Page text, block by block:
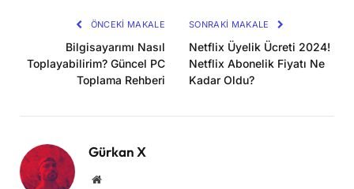
ÖNCEKI MAKALE
Bilgisayarımı Nasıl
Toplayabilirim? Güncel PC
Toplama Rehberi
SONRAKI MAKALE
Netflix Üyelik Ücreti 2024!
Netflix Abonelik Fiyatı Ne
Kadar Oldu?
Gürkan X
Website